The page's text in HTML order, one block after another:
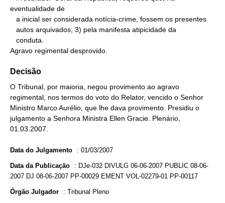
eventualidade de
Agravo regimental desprovido.
Decisão
O Tribunal, por maioria, negou provimento ao agravo
regimental, nos termos do voto do Relator, vencido o Senhor
Ministro Marco Aurélio, que lhe dava provimento. Presidiu o
julgamento a Senhora Ministra Ellen Gracie. Plenário,
01.03.2007.
Data do Julgamento : 01/03/2007
Data da Publicação : DJe-032 DIVULG 06-06-2007 PUBLIC 08-06-
2007 DJ 08-06-2007 PP-00029 EMENT VOL-02279-01 PP-00117
Órgão Julgador : Tribunal Pleno